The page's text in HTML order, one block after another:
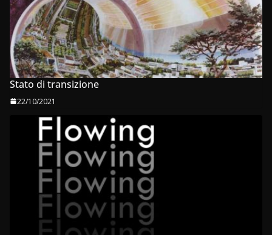
Stato di transizione
22/10/2021